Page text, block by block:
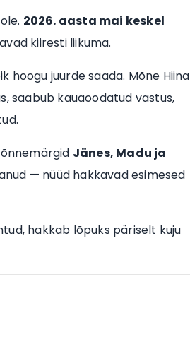
2026. aasta mai keskel
kiiresti liikuma.
hoogu juurde saada. Mõne Hiina
saabub kauaoodatud vastus,
Jänes, Madu ja
— nüüd hakkavad esimesed
hakkab lõpuks päriselt kuju